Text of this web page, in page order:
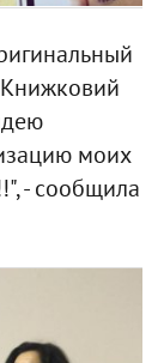
моих
- сообщила